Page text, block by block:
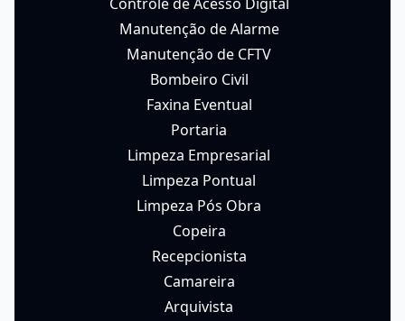
Manutenção de Alarme
Manutenção de CFTV
Bombeiro Civil
Faxina Eventual
Portaria
Limpeza Empresarial
Limpeza Pontual
Limpeza Pós Obra
Copeira
Recepcionista
Camareira
Arquivista